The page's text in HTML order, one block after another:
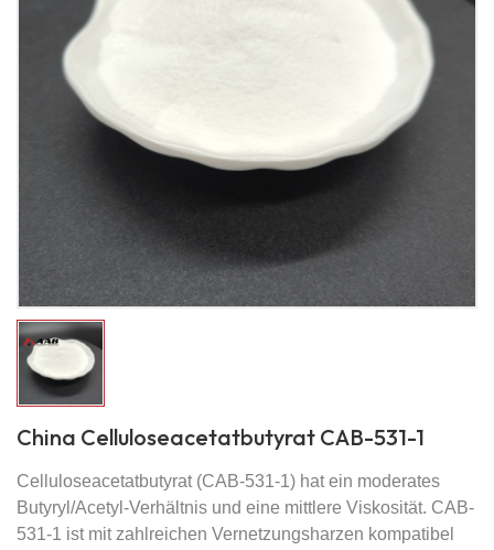
China Celluloseacetatbutyrat CAB-531-1
Celluloseacetatbutyrat (CAB-531-1) hat ein moderates
Butyryl/Acetyl-Verhältnis und eine mittlere Viskosität. CAB-
531-1 ist mit zahlreichen Vernetzungsharzen kompatibel